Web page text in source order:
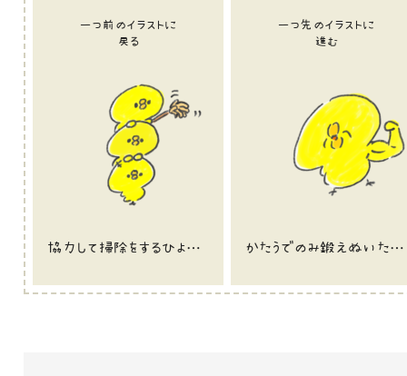
一つ前のイラストに
戻る
協力して掃除をするひよこのイラスト
一つ先のイラストに
進む
かたうでのみ鍛えぬいたひよこのイラスト